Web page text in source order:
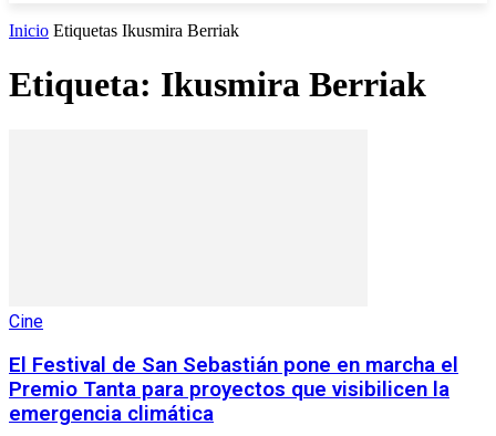
Inicio Etiquetas Ikusmira Berriak
Etiqueta: Ikusmira Berriak
Cine
El Festival de San Sebastián pone en marcha el
Premio Tanta para proyectos que visibilicen la
emergencia climática